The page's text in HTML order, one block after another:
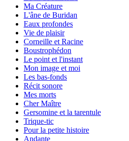
Ma Créature
L'âne de Buridan
Eaux profondes
Vie de plaisir
Corneille et Racine
Boustrophédon
Le point et l'instant
Mon image et moi
Les bas-fonds
Récit sonore
Mes morts
Cher Maître
Gersomine et la tarentule
Trique-tic
Pour la petite histoire
Andante